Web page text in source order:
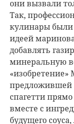
они вызвали
Так,
кулинары
идеей
добавлять
минеральную
«изобретение»
предложившей
спагетти
вместе с
будущего